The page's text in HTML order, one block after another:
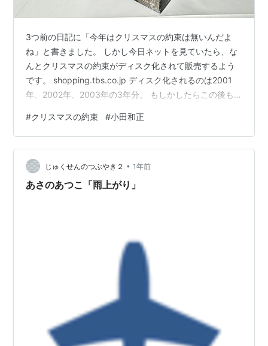
3つ前の日記に「今年はクリスマスの約束は無いんだよ
ね」と書きました。 しかし今日ネットを見ていたら、な
んとクリスマスの約束がディスク化されて販売するよう
です。 shopping.tbs.co.jp ディスク化されるのは2001
年、2002年、2003年の3年分。 もしかしたらこの後も
たが、一部の曲で許可が出ず計画が頓挫した事がありま
した。 今回はクリアになったんでしょうね。 今回の3年
分は当然録画しています。 ただし初期の頃は地デジ前な
ので、昔のアナログ放送でした。 番組自体も昔の4：3の
画面でしたが、コンサートの部分はハイビジョン収録
#クリスマスの約束 #小田和正
じゅくせんのつぶやき２ • 1年前
あさのあつこ「雨上がり」